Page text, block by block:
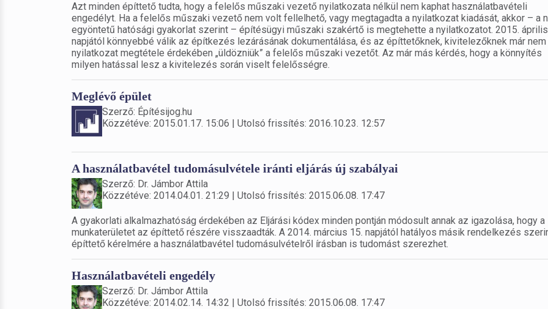
Azt minden építtető tudta, hogy a felelős műszaki vezető nyilatkozata nélkül nem kaphat használatbavételi
engedélyt. Ha a felelős műszaki vezető nem volt fellelhető, vagy megtagadta a nyilatkozat kiadását, akkor – a
egyöntetű hatósági gyakorlat szerint – építésügyi műszaki szakértő is megtehette a nyilatkozatot. 2015.
napjától könnyebbé válik az építkezés lezárásának dokumentálása, és az építtetőknek, kivitelezőknek már
nyilatkozat megtétele érdekében „üldözniük” a felelős műszaki vezetőt. Az már más kérdés, hogy a könnyítés
milyen hatással lesz a kivitelezés során viselt felelősségre.
Meglévő épület
Szerző: Építésijog.hu
Közzétéve: 2015.01.17. 15:06 | Utolsó frissítés: 2016.10.23. 12:57
A használatbavétel tudomásulvétele iránti eljárás új szabályai
Szerző: Dr. Jámbor Attila
Közzétéve: 2014.04.01. 21:29 | Utolsó frissítés: 2015.06.08. 17:47
A gyakorlati alkalmazhatóság érdekében az Eljárási kódex minden pontján módosult annak az igazolása, hogy a
munkaterületet az építtető részére visszaadták. A 2014. március 15. napjától hatályos másik rendelkezés
építtető kérelmére a használatbavétel tudomásulvételről írásban is tudomást szerezhet.
Használatbavételi engedély
Szerző: Dr. Jámbor Attila
Közzétéve: 2014.02.14. 14:32 | Utolsó frissítés: 2015.06.08. 17:47